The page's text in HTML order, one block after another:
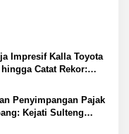
Impresif Kalla Toyota
Catat Rekor:
Penyimpangan Pajak
Kejati Sulteng